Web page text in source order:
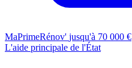
MaPrimeRénov' jusqu'à 70 000 €
L'aide principale de l'État